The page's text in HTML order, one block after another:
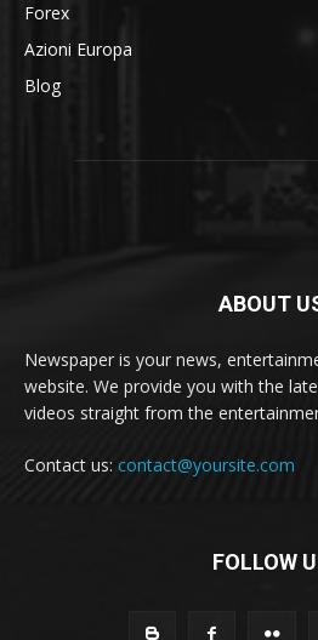
Forex
Azioni Europa
Blog
ABOUT
Newspaper is your news,
website. We provide you with the
videos straight from the
Contact us: contact@yoursite.com
FOLLOW